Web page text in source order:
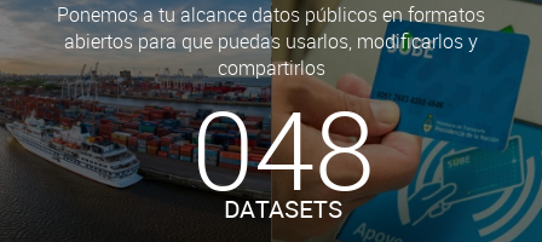
Ponemos a tu alcance datos públicos en formatos
abiertos para que puedas usarlos, modificarlos y
compartirlos
048
DATASETS